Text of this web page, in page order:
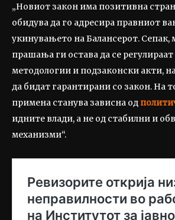
„Новиот закон има позитивна
обидува да го адресира правниот
укинувањето на Балансерот.
прашања ги остава да се
методологии и подзаконски акти,
да бидат гарантирани со закон. На
примена станува зависна од
идните влади, а не од стабилни и
механизми“.